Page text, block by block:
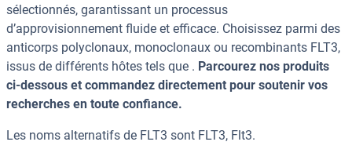
sélectionnés, garantissant un processus
d’approvisionnement fluide et efficace. Choisissez parmi des
anticorps polyclonaux, monoclonaux ou recombinants FLT3,
issus de différents hôtes tels que . Parcourez nos produits
ci-dessous et commandez directement pour soutenir vos
recherches en toute confiance.
Les noms alternatifs de FLT3 sont FLT3, Flt3.